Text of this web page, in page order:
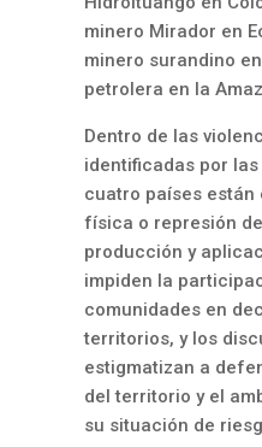
minero Mirador en
minero surandino
petrolera en la
Dentro de las
identificadas por
cuatro países están
física o represión
producción y
impiden la
comunidades en
territorios, y los
estigmatizan a
del territorio y el
su situación de